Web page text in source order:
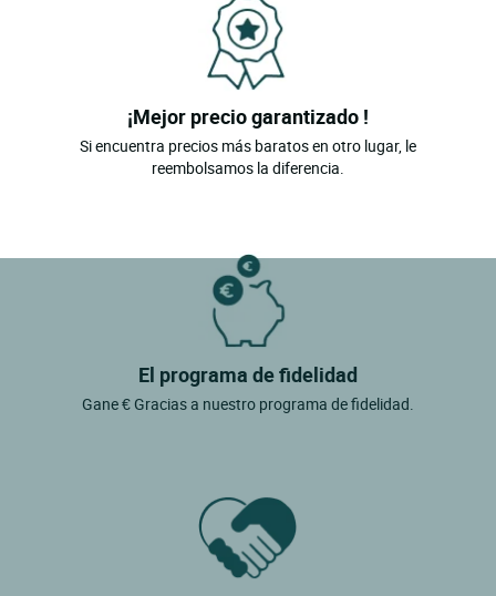
¡Mejor precio garantizado !
Si encuentra precios más baratos en otro lugar, le
reembolsamos la diferencia.
El programa de fidelidad
Gane € Gracias a nuestro programa de fidelidad.